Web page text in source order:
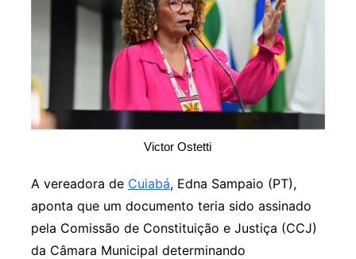
Victor Ostetti
A vereadora de Cuiabá, Edna Sampaio (PT),
aponta que um documento teria sido assinado
pela Comissão de Constituição e Justiça (CCJ)
da Câmara Municipal determinando